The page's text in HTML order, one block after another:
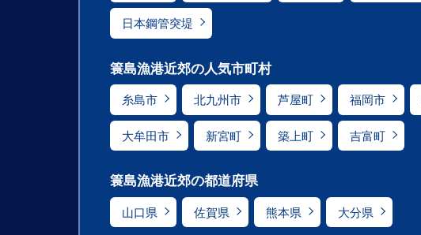
日本鋼管突堤
簑島漁港近郊の人気市町村
糸島市 北九州市 芦屋町 福岡市
大牟田市 新宮町 築上町 吉富町
簑島漁港近郊の都道府県
山口県 佐賀県 熊本県 大分県